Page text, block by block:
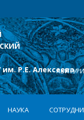
Р.Е. Алексеева
НАУКА